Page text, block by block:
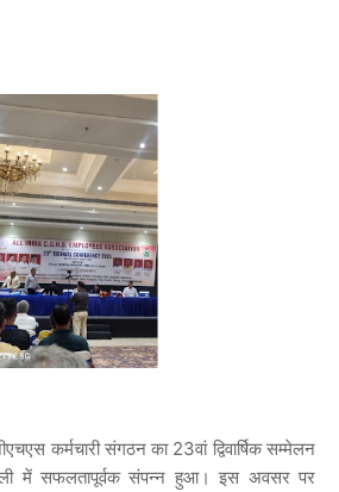
कर्मचारी संगठन का 23वां द्विवार्षिक सम्मेलन
में सफलतापूर्वक संपन्न हुआ। इस अवसर पर